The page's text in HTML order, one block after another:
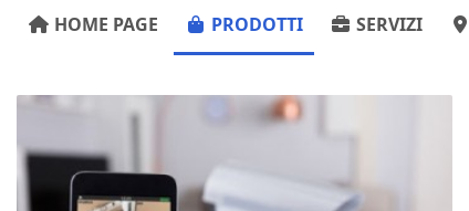
HOME PAGE PRODOTTI SERVIZI